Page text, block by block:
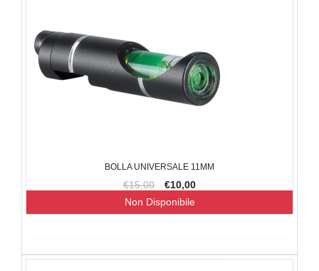
BOLLA UNIVERSALE 11MM
€15,00 €10,00
Non Disponibile